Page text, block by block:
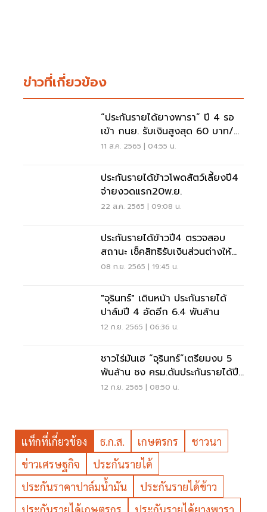
ข่าวที่เกี่ยวข้อง
“ประกันรายได้ยางพารา” ปี 4 รอ
เข้า กนย. รับเงินสูงสุด 60 บาท/
กก.
11 ส.ค. 2565 | 04:55 น.
ประกันรายได้ข้าวโพดสัตว์เลี้ยงปี4
จ่ายงวดแรก20พ.ย.
22 ส.ค. 2565 | 09:08 น.
ประกันรายได้ข้าวปี4 ตรวจสอบ
สถานะ เช็คสิทธิรับเงินส่วนต่างให้
ชัวร์ทำยังไง
08 ก.ย. 2565 | 19:45 น.
"จุรินทร์" เดินหน้า ประกันรายได้
ปาล์มปี 4 อัดอีก 6.4 พันล้าน
12 ก.ย. 2565 | 06:36 น.
ชาวไร่มันเฮ “จุรินทร์”เตรียมงบ 5
พันล้าน ชง ครม.ดันประกันรายได้ปี
4
12 ก.ย. 2565 | 08:50 น.
แท็กที่เกี่ยวข้อง ธ.ก.ส. เกษตรกร
ชาวนา
ข่าวเศรษฐกิจ
ประกันรายได้
ประกันราคาปาล์มน้ำมัน
ประกันรายได้ข้าว